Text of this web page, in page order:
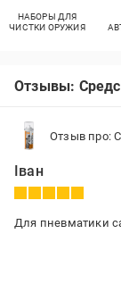
НАБОРЫ ДЛЯ
ЧИСТКИ ОРУЖИЯ
Отзывы:
Отзыв про:
Іван
Для пневматики